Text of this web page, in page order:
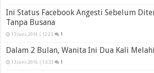
Ini Status Facebook Angesti Sebelum
Tanpa Busana
13 Juni, 2016 | 12:23 1
Dalam 2 Bulan, Wanita Ini Dua Kali
13 Juni, 2016 | 13:33 1